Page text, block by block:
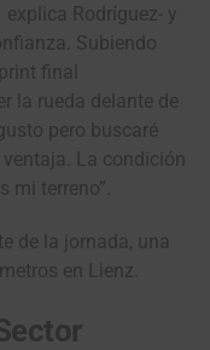
Rodríguez- y
Subiendo
final
la rueda delante de
pero buscaré
La condición
mi terreno”.
de la jornada, una
en Lienz.